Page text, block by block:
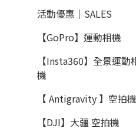
活動優惠｜SALES
【GoPro】運動相機
【Insta360】全景運動
機
【 Antigravity 】空拍機
【DJI】大疆 空拍機